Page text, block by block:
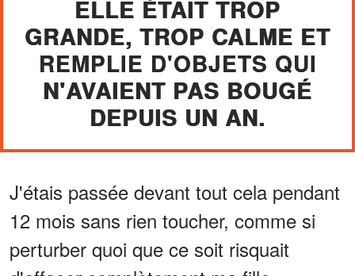
ELLE ÉTAIT TROP
GRANDE, TROP CALME ET
REMPLIE D'OBJETS QUI
N'AVAIENT PAS BOUGÉ
DEPUIS UN AN.
J'étais passée devant tout cela pendant
12 mois sans rien toucher, comme si
perturber quoi que ce soit risquait